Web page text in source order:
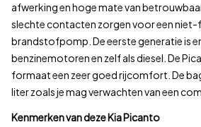
afwerking en hoge mate van
slechte contacten zorgen voor een
brandstofpomp. De eerste generatie is
benzinemotoren en zelf als diesel. De
formaat een zeer goed rijcomfort. De
liter zoals je mag verwachten van een
Kenmerken van deze Kia Picanto